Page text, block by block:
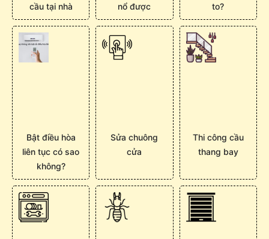
cầu tại nhà
nổ được
to?
Bật điều hòa
liên tục có sao
không?
Sửa chuông
cửa
Thi công cầu
thang bay